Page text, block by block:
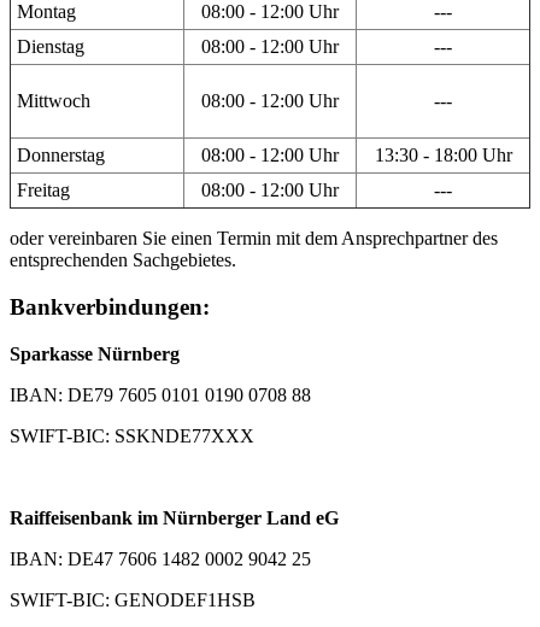
Montag 08:00 - 12:00 Uhr
---
Dienstag
08:00 - 12:00 Uhr ---
Mittwoch 08:00 - 12:00 Uhr ---
Donnerstag 08:00 - 12:00 Uhr
13:30 - 18:00 Uhr
Freitag
08:00 - 12:00 Uhr ---
oder vereinbaren Sie einen Termin mit dem Ansprechpartner des
entsprechenden Sachgebietes.
Bankverbindungen:
Sparkasse Nürnberg
IBAN: DE79 7605 0101 0190 0708 88
SWIFT-BIC: SSKNDE77XXX
Raiffeisenbank im Nürnberger Land eG
IBAN: DE47 7606 1482 0002 9042 25
SWIFT-BIC: GENODEF1HSB